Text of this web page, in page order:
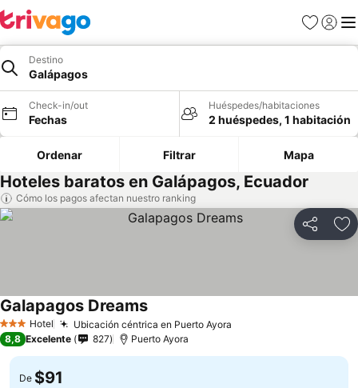
Favoritos
Iniciar
Destino
Galápagos
Check-in/out
Fechas
Huéspedes/habitaciones
2 huéspedes, 1 habitación
Ordenar Filtrar Mapa
Hoteles baratos en Galápagos, Ecuador
Cómo los pagos afectan nuestro ranking
Compartir
3 Estrellas
Hotel Ubicación céntrica en Puerto Ayora
Galapagos DreamsVer precios
8,8 Excelente 827 Puerto Ayora
De $91